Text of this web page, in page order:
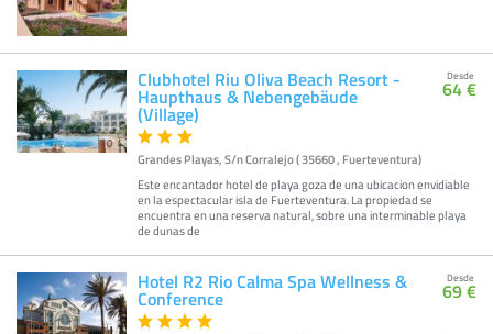
Clubhotel Riu Oliva Beach Resort -
Haupthaus & Nebengebäude
(Village)
Grandes Playas, S/n Corralejo ( 35660 , Fuerteventura)
Este encantador hotel de playa goza de una ubicacion envidiable
en la espectacular isla de Fuerteventura. La propiedad se
encuentra en una reserva natural, sobre una interminable playa
de dunas de
Desde
64 €
Hotel R2 Rio Calma Spa Wellness &
Conference
Desde
69 €